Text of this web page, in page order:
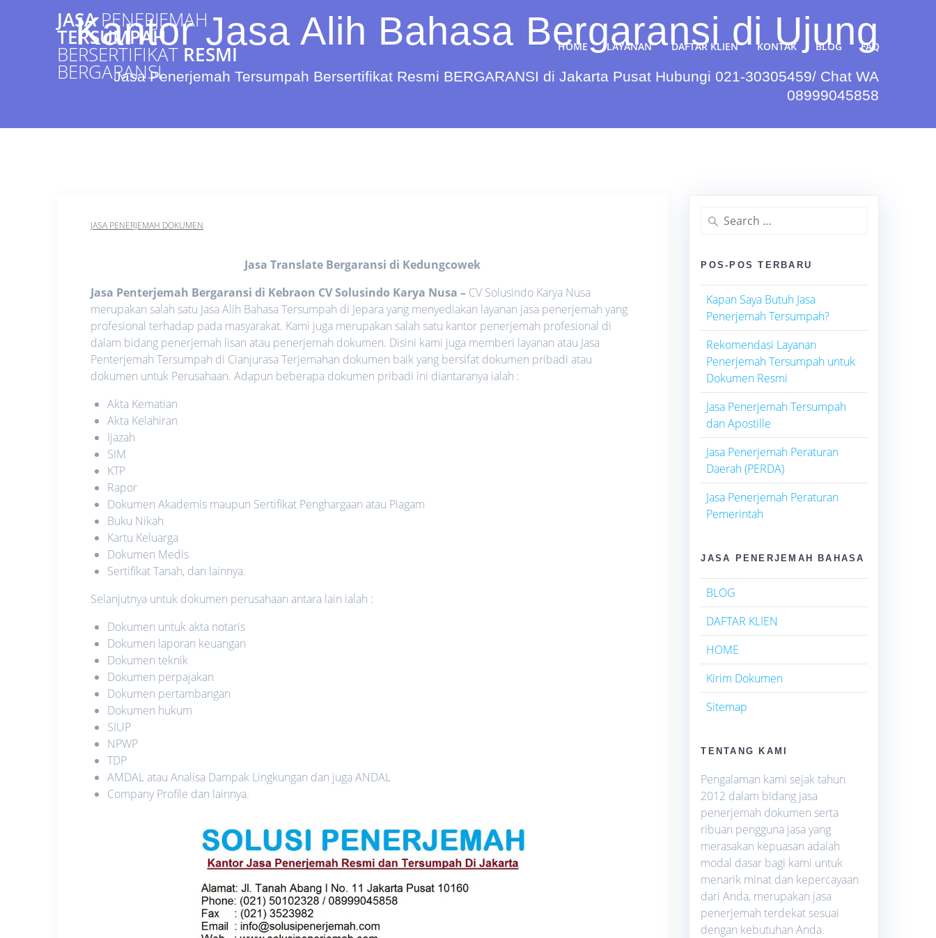
JASAPENERJEMAH
TERSUMPAH
BERSERTIFIKAT RESMI
BERGARANSI
HOME LAYANAN DAFTAR KLIEN KONTAK BLOG FAQ
Kantor Jasa Alih Bahasa Bergaransi di Ujung
Jasa Penerjemah Tersumpah Bersertifikat Resmi BERGARANSI di Jakarta Pusat Hubungi 021-30305459/ Chat WA
08999045858
JASA PENERJEMAH DOKUMEN
Jasa Translate Bergaransi di Kedungcowek
Jasa Penterjemah Bergaransi di Kebraon CV Solusindo Karya Nusa – CV Solusindo Karya Nusa
merupakan salah satu Jasa Alih Bahasa Tersumpah di Jepara yang menyediakan layanan jasa penerjemah yang
profesional terhadap pada masyarakat. Kami juga merupakan salah satu kantor penerjemah profesional di
dalam bidang penerjemah lisan atau penerjemah dokumen. Disini kami juga memberi layanan atau Jasa
Penterjemah Tersumpah di Cianjurasa Terjemahan dokumen baik yang bersifat dokumen pribadi atau
dokumen untuk Perusahaan. Adapun beberapa dokumen pribadi ini diantaranya ialah :
Akta Kematian
Akta Kelahiran
Ijazah
SIM
KTP
Rapor
Dokumen Akademis maupun Sertifikat Penghargaan atau Piagam
Buku Nikah
Kartu Keluarga
Dokumen Medis
Sertifikat Tanah, dan lainnya.
Selanjutnya untuk dokumen perusahaan antara lain ialah :
Dokumen untuk akta notaris
Dokumen laporan keuangan
Dokumen teknik
Dokumen perpajakan
Dokumen pertambangan
Dokumen hukum
SIUP
NPWP
TDP
AMDAL atau Analisa Dampak Lingkungan dan juga ANDAL
Company Profile dan lainnya.
Search
for:
POS-POS TERBARU
Kapan Saya Butuh Jasa
Penerjemah Tersumpah?
Rekomendasi Layanan
Penerjemah Tersumpah untuk
Dokumen Resmi
Jasa Penerjemah Tersumpah
dan Apostille
Jasa Penerjemah Peraturan
Daerah (PERDA)
Jasa Penerjemah Peraturan
Pemerintah
JASA PENERJEMAH BAHASA
BLOG
DAFTAR KLIEN
HOME
Kirim Dokumen
Sitemap
TENTANG KAMI
Pengalaman kami sejak tahun
2012 dalam bidang jasa
penerjemah dokumen serta
ribuan pengguna jasa yang
merasakan kepuasan adalah
modal dasar bagi kami untuk
menarik minat dan kepercayaan
dari Anda, merupakan jasa
penerjemah terdekat sesuai
dengan kebutuhan Anda.